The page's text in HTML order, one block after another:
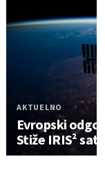
AKTUELNO
Evropski
Stiže IRIS²